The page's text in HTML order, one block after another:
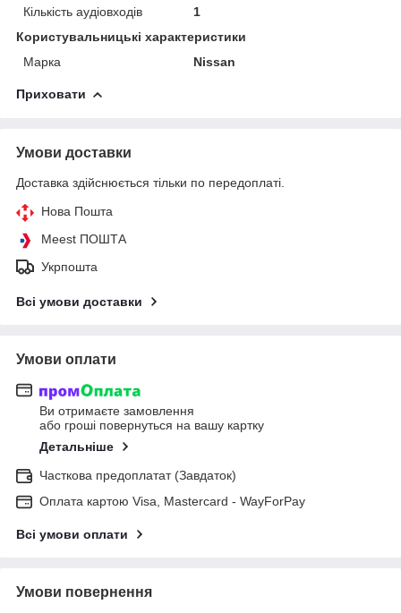
Кількість аудіовходів
1
Користувальницькі характеристики
Марка
Nissan
Приховати
Умови доставки
Доставка здійснюється тільки по передоплаті.
Нова Пошта
Meest ПОШТА
Укрпошта
Всі умови доставки
Умови оплати
Ви отримаєте замовлення
або гроші повернуться на вашу картку
Детальніше
Часткова предоплатат (Завдаток)
Оплата картою Visa, Mastercard - WayForPay
Всі умови оплати
Умови повернення